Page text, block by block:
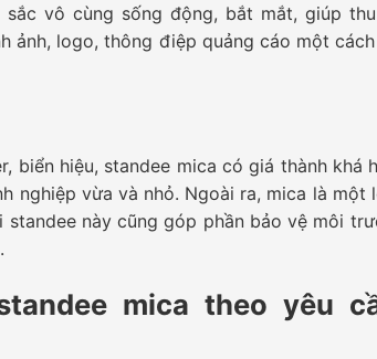
vô cùng sống động, bắt mắt, giúp
ảnh, logo, thông điệp quảng cáo một
biển hiệu, standee mica có giá thành khá
nghiệp vừa và nhỏ. Ngoài ra, mica là một
này cũng góp phần bảo vệ môi
mica theo yêu